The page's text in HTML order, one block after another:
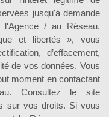
jusqu'à demande
/ au Réseau.
et libertés », vous
d’effacement,
de vos données. Vous
moment en contactant
Consultez le site
sur vos droits. Si vous